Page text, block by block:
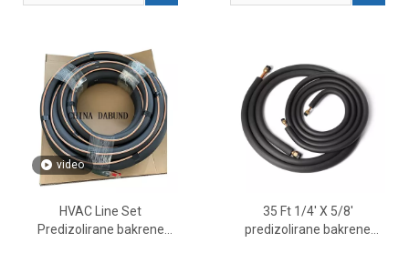
video
HVAC Line Set
Predizolirane bakrene
35 Ft 1/4' X 5/8'
predizolirane bakrene